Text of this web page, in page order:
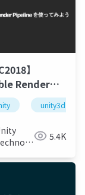
cedec2018
】
Render
使ってみよ
unity3d
5.4K